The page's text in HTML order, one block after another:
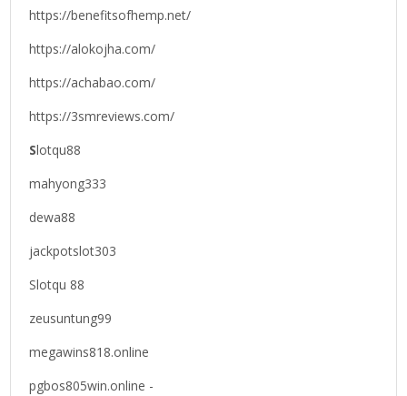
https://benefitsofhemp.net/
https://alokojha.com/
https://achabao.com/
https://3smreviews.com/
Slotqu88
mahyong333
dewa88
jackpotslot303
Slotqu 88
zeusuntung99
megawins818.online
pgbos805win.online -